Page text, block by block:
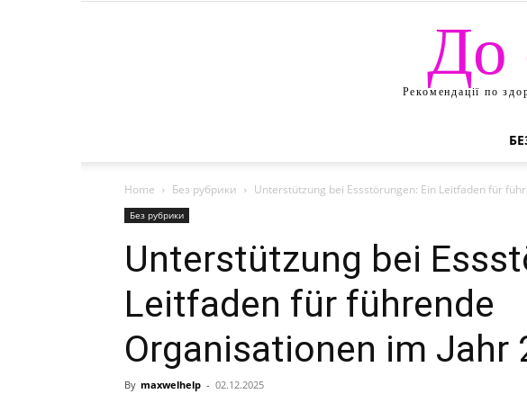
До
Рекомендації по
Home Без рубрики Unterstützung bei Essstörungen: Ein Leitfaden für
Без рубрики
Unterstützung bei
Leitfaden für führende
Organisationen im Jahr
By maxwelhelp - 02.12.2025